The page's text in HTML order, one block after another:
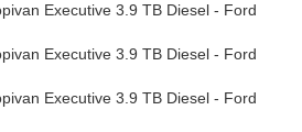
Executive 3.9 TB Diesel - Ford
Executive 3.9 TB Diesel - Ford
Executive 3.9 TB Diesel - Ford